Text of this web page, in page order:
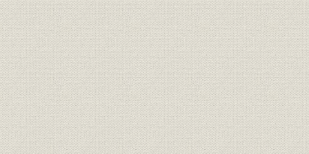
題署 取締役社長 鈴木重光
序文 取締役社長 鈴木重光
あとがき 東棉四十年史編纂室